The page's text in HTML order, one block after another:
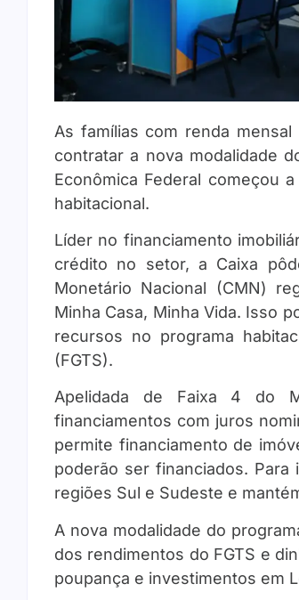
As famílias com renda
contratar a nova modalidade
Econômica Federal começou
habitacional.
Líder no financiamento
crédito no setor, a Caixa
Monetário Nacional (CMN)
Minha Casa, Minha Vida. Isso
recursos no programa
(FGTS).
Apelidada de Faixa 4 do
financiamentos com juros
permite financiamento de
poderão ser financiados.
regiões Sul e Sudeste e
A nova modalidade do
dos rendimentos do FGTS e
poupança e investimentos em